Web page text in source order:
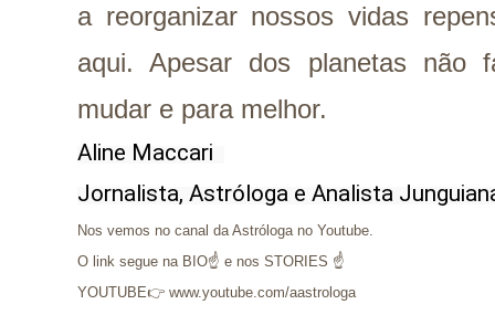
a reorganizar nossos vidas
aqui. Apesar dos planetas não
mudar e para melhor.
Aline Maccari
Jornalista, Astróloga e Analista
Nos vemos no canal da Astróloga no Youtube.
O link segue na BIO☝ e nos STORIES ☝
YOUTUBE👉 www.youtube.com/aastrologa